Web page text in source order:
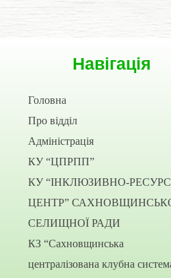
Навігація
Головна
Про відділ
Адміністрація
КУ “ЦПРПП”
КУ “ІНКЛЮЗИВНО-
ЦЕНТР”
СЕЛИЩНОЇ РАДИ
КЗ “Сахновщинська
централізована клубна